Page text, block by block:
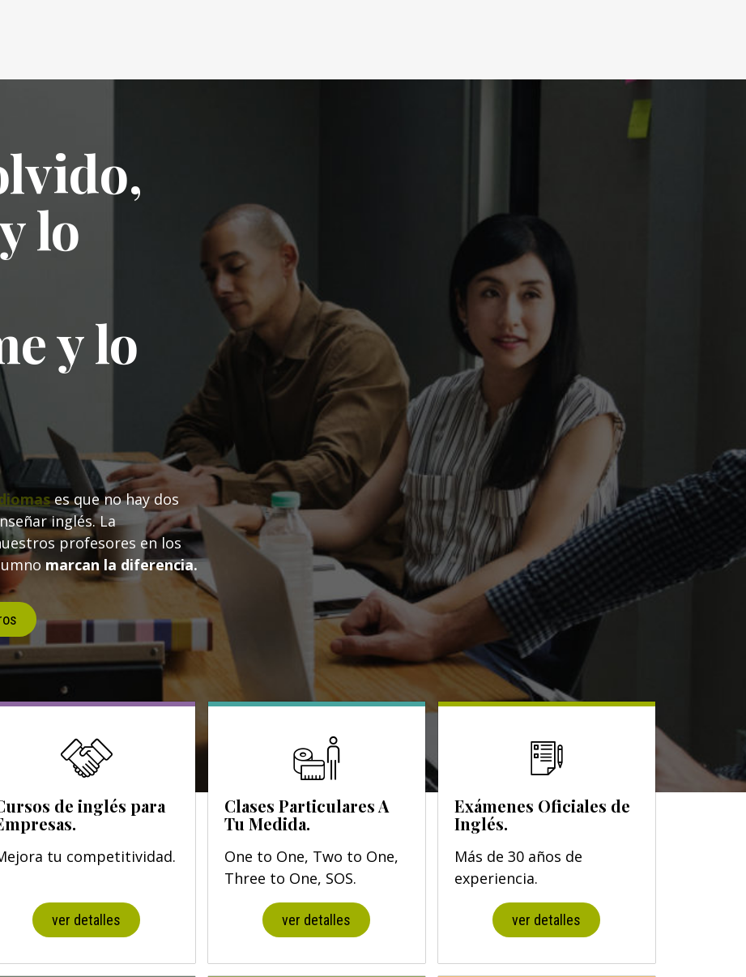
lo
y lo
es que no hay dos
inglés. La
profesores en los
marcan la diferencia.
de inglés para
tu competitividad.
ver detalles
Clases Particulares A
Tu Medida.
One to One, Two to One,
Three to One, SOS.
ver detalles
Exámenes Oficiales de
Inglés.
Más de 30 años de
experiencia.
ver detalles